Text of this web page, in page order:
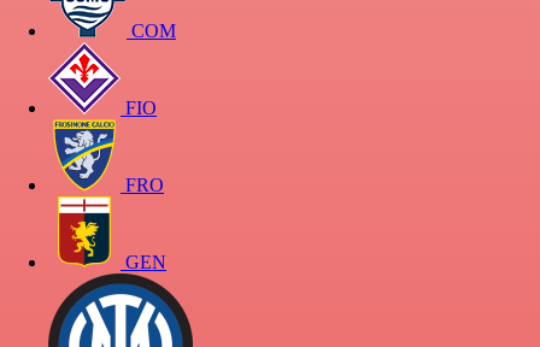
COM
FIO
FRO
GEN